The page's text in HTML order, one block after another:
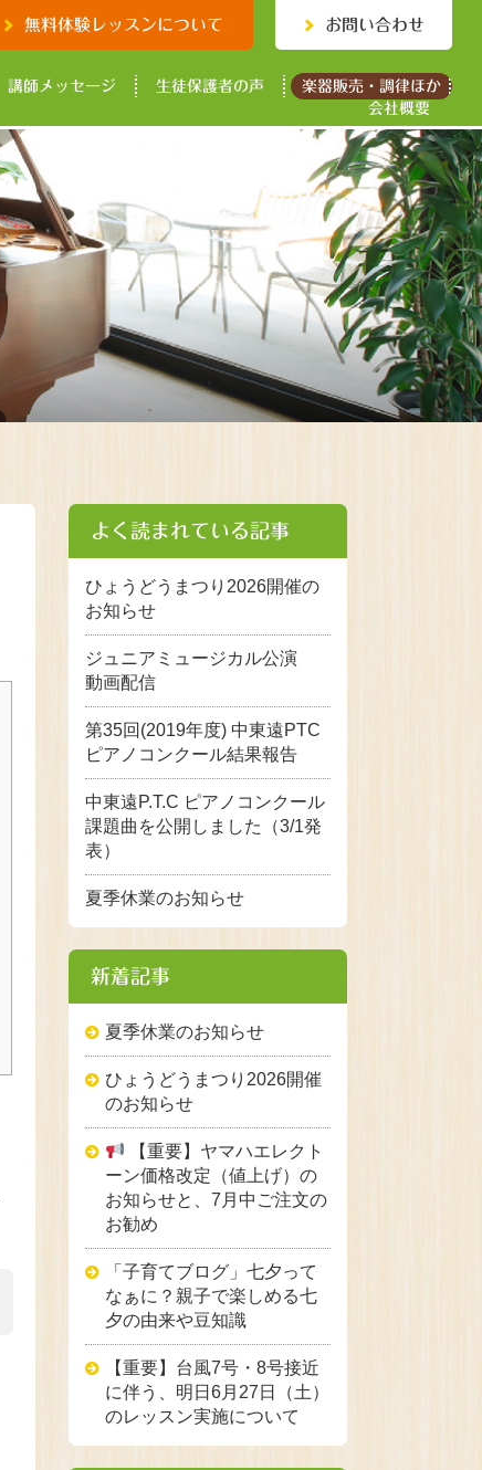
無料体験レッスンについて お問い合わせ
講師メッセージ 生徒保護者の声
楽器販売・調律ほか
会社概要
よく読まれている記事
ひょうどうまつり2026開催の
お知らせ
ジュニアミュージカル公演
動画配信
第35回(2019年度) 中東遠PTC
ピアノコンクール結果報告
中東遠P.T.C ピアノコンクール
課題曲を公開しました（3/1発
表）
夏季休業のお知らせ
新着記事
夏季休業のお知らせ
ひょうどうまつり2026開催
のお知らせ
【重要】ヤマハエレクト
ーン価格改定（値上げ）の
お知らせと、7月中ご注文の
お勧め
「子育てブログ」七夕って
なぁに？親子で楽しめる七
夕の由来や豆知識
【重要】台風7号・8号接近
に伴う、明日6月27日（土）
のレッスン実施について